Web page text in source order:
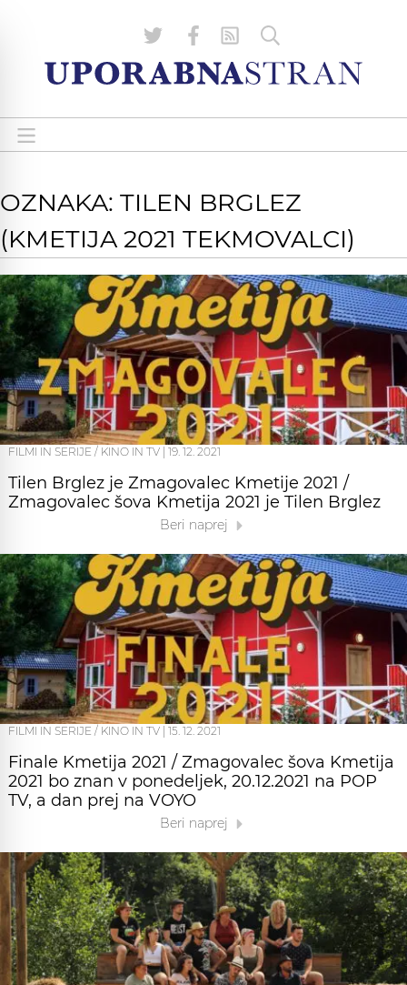
OZNAKA: TILEN BRGLEZ
(KMETIJA 2021 TEKMOVALCI)
FILMI IN SERIJE / KINO IN TV 19. 12. 2021
Tilen Brglez je Zmagovalec Kmetije 2021 /
Zmagovalec šova Kmetija 2021 je Tilen Brglez
Beri naprej
FILMI IN SERIJE / KINO IN TV 15. 12. 2021
Finale Kmetija 2021 / Zmagovalec šova Kmetija
2021 bo znan v ponedeljek, 20.12.2021 na POP
TV, a dan prej na VOYO
Beri naprej